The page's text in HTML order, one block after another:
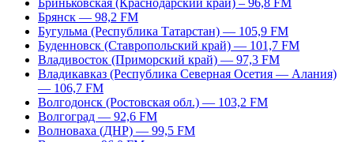
Бриньковская (Краснодарский край) – 96,8 FM
Брянск — 98,2 FM
Бугульма (Республика Татарстан) — 105,9 FM
Буденновск (Ставропольский край) — 101,7 FM
Владивосток (Приморский край) — 97,3 FM
Владикавказ (Республика Северная Осетия — Алания)
— 106,7 FM
Волгодонск (Ростовская обл.) — 103,2 FM
Волгоград — 92,6 FM
Волноваха (ДНР) — 99,5 FM